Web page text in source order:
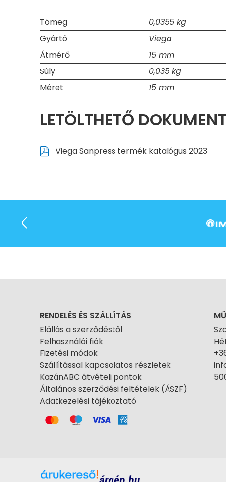
Tömeg
0,0355 kg
Gyártó
Viega
Átmérő
15 mm
Súly
0,035 kg
Méret
15 mm
LETÖLTHETŐ
Viega Sanpress termék katalógus 2023
RENDELÉS ÉS SZÁLLÍTÁS
Elállás a szerződéstől
Felhasználói fiók
Fizetési módok
Szállítással kapcsolatos részletek
KazánABC átvételi pontok
Általános szerződési feltételek (ÁSZF)
Adatkezelési tájékoztató